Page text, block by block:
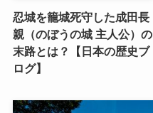
忍城を籠城死守した成田長
親（のぼうの城 主人公）の
末路とは？【日本の歴史ブ
ログ】